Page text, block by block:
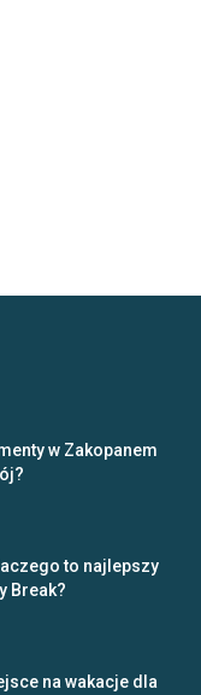
w Zakopanem
to najlepszy
Break?
na wakacje dla